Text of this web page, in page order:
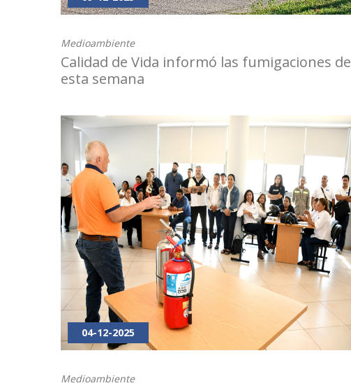
Medioambiente
Calidad de Vida informó las fumigaciones de
esta semana
04-12-2025
Medioambiente